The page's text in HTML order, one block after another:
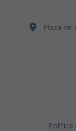
Plaza de
Política